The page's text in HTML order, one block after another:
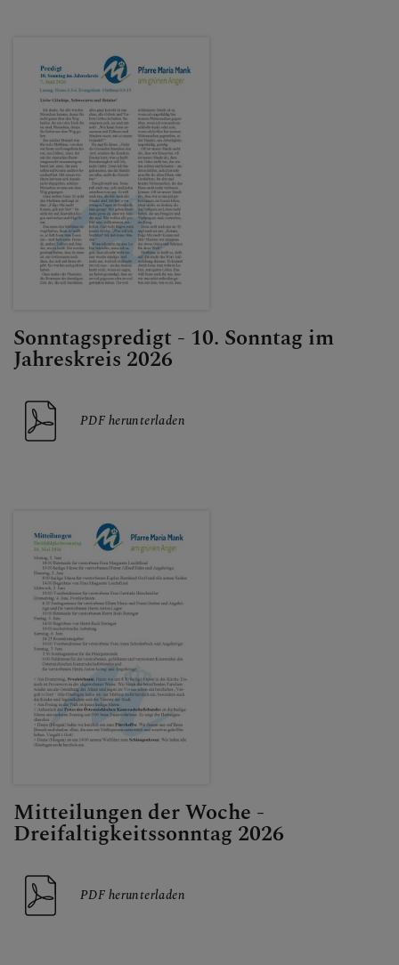
Sonntagspredigt - 10. Sonntag im
Jahreskreis 2026
PDF herunterladen
Mitteilungen der Woche -
Dreifaltigkeitssonntag 2026
PDF herunterladen